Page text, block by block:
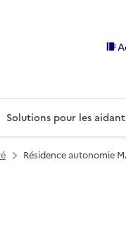
Solutions pour les
Résidence autonomie